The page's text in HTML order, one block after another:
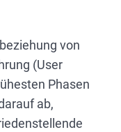
von
(User
Phasen
ab,